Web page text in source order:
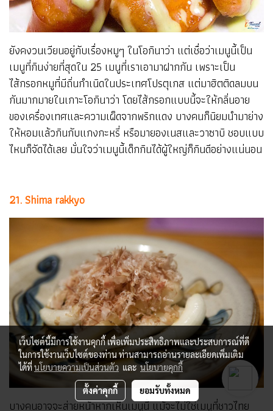
ยังคงวนเวียนอยู่กับเรื่องหมูๆ ในโอกินาว่า แต่เชื่อว่าเมนูนี้เป็น
เมนูที่กินง่ายที่สุดใน 25 เมนูที่เราเอามาฝากกัน เพราะเป็น
ไส้กรอกหมูที่มีถิ่นกำเนิดในประเทศโปรตุเกส แต่มาฮิตติดลมบน
กันมากมายในเกาะโอกินาว่า โดยไส้กรอกแบบนี้จะให้กลิ่นอาย
ของเครื่องเทศและความเผ็ดจากพริกแดง บางคนก็นิยมนำมาย่าง
ให้หอมแล้วกินกับแกงกะหรี่ หรือมายองเนสและวาซาบิ ชอบแบบ
ไหนก็จัดได้เลย มั่นใจว่าเมนูนี้เด็กกินได้ผู้ใหญ่ก็กินดีอย่างแน่นอน
21. Shima rakkyo
บางคนอาจจะส่ายหน้าหากเห็นเมนูนี้ แม้จะไม่ใช่เมนูที่ชาวไทย
เว็บไซต์นี้มีการใช้งานคุกกี้ เพื่อเพิ่มประสิทธิภาพและประสบการณ์ที่ดี
ในการใช้งานเว็บไซต์ของท่าน ท่านสามารถอ่านรายละเอียดเพิ่มเติม
ได้ที่นโยบายความเป็นส่วนตัว และนโยบายคุกกี้
ตั้งค่าคุกกี้ ยอมรับทั้งหมด